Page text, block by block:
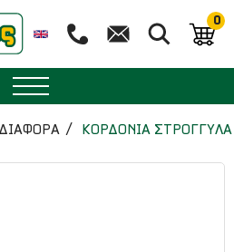
0
ΔΙΑΦΟΡΑ ΚΟΡΔΟΝΙΑ